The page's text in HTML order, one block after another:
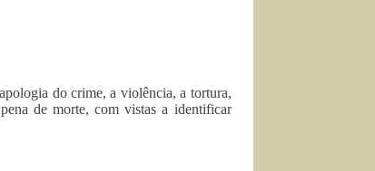
do crime, a violência, a tortura,
de morte, com vistas a identificar